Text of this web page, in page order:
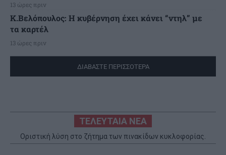
13 ώρες πριν
Κ.Βελόπουλος: Η κυβέρνηση έχει κάνει “ντηλ” με
τα καρτέλ
13 ώρες πριν
ΔΙΑΒΑΣΤΕ ΠΕΡΙΣΣΟΤΕΡΑ